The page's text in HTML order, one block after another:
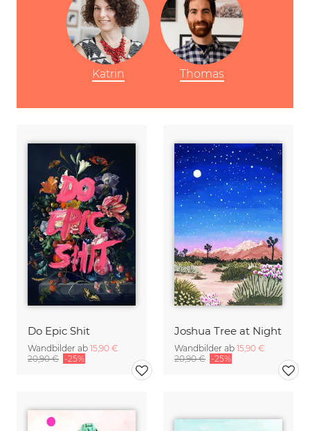
Do Epic Shit
Wandbilder ab 15,90 €
20,90 € -25%
Joshua Tree at Night
Wandbilder ab 15,90 €
20,90 € -25%
Katrin Thomas